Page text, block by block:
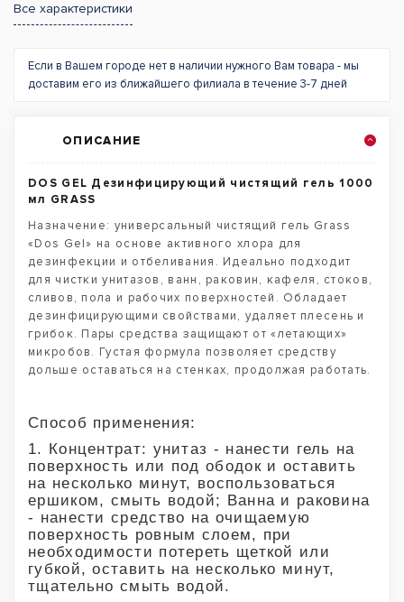
Все характеристики
Если в Вашем городе нет в наличии нужного Вам товара - мы
доставим его из ближайшего филиала в течение 3-7 дней
ОПИСАНИЕ
DOS GEL Дезинфицирующий чистящий гель 1000
мл GRASS
Назначение: универсальный чистящий гель Grass
«Dos Gel» на основе активного хлора для
дезинфекции и отбеливания. Идеально подходит
для чистки унитазов, ванн, раковин, кафеля, стоков,
сливов, пола и рабочих поверхностей. Обладает
дезинфицирующими свойствами, удаляет плесень и
грибок. Пары средства защищают от «летающих»
микробов. Густая формула позволяет средству
дольше оставаться на стенках, продолжая работать.
Способ применения:
1. Концентрат: унитаз - нанести гель на
поверхность или под ободок и оставить
на несколько минут, воспользоваться
ершиком, смыть водой; Ванна и раковина
- нанести средство на очищаемую
поверхность ровным слоем, при
необходимости потереть щеткой или
губкой, оставить на несколько минут,
тщательно смыть водой.